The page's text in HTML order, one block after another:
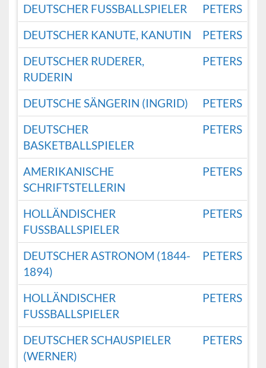
DEUTSCHER FUSSBALLSPIELER
PETERS
DEUTSCHER KANUTE, KANUTIN
PETERS
DEUTSCHER RUDERER,
RUDERIN
PETERS
DEUTSCHE SÄNGERIN (INGRID)
PETERS
DEUTSCHER
BASKETBALLSPIELER
PETERS
AMERIKANISCHE
SCHRIFTSTELLERIN
PETERS
HOLLÄNDISCHER
FUSSBALLSPIELER
PETERS
DEUTSCHER ASTRONOM (1844-
1894)
PETERS
HOLLÄNDISCHER
FUSSBALLSPIELER
PETERS
DEUTSCHER SCHAUSPIELER
(WERNER)
PETERS